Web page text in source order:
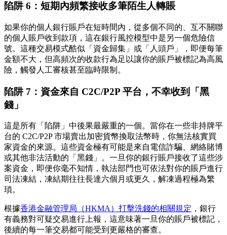
陷阱 6：短期內頻繁接收多筆陌生人轉賬
如果你的個人銀行賬戶在短時間內，從多個不同的、互不關聯
的個人賬戶收到款項，這在銀行風控模型中是另一個危險信
號。這種交易模式酷似「資金歸集」或「人頭戶」，即便每筆
金額不大，但高頻次的收款行為足以讓你的賬戶被標記為高風
險，觸發人工審核甚至臨時限制。
陷阱 7：資金來自 C2C/P2P 平台，不幸收到「黑
錢」
這是所有「陷阱」中後果最嚴重的一個。當你在一些非持牌平
台的 C2C/P2P 市場賣出加密貨幣換取法幣時，你無法核實買
家資金的來源。這些資金極有可能是來自電信詐騙、網絡賭博
或其他非法活動的「黑錢」。一旦你的銀行賬戶接收了這些涉
案資金，即便你毫不知情，執法部門也可依法對你的賬戶進行
司法凍結，凍結期往往長達六個月或更久，解凍過程極為繁
瑣。
根據香港金融管理局（HKMA）打擊洗錢的相關規定 ，銀行
有義務對可疑交易進行上報，這意味著一旦你的賬戶被標記，
後續的每一筆交易都可能受到更嚴格的審查。